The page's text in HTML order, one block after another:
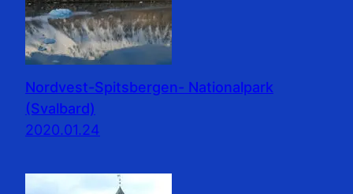
Nordvest-Spitsbergen- Nationalpark
(Svalbard)
2020.01.24